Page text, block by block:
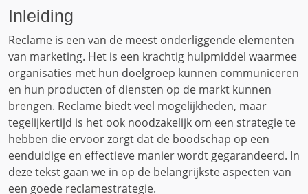
Inleiding
Reclame is een van de meest onderliggende elementen
van marketing. Het is een krachtig hulpmiddel waarmee
organisaties met hun doelgroep kunnen communiceren
en hun producten of diensten op de markt kunnen
brengen. Reclame biedt veel mogelijkheden, maar
tegelijkertijd is het ook noodzakelijk om een ​​strategie te
hebben die ervoor zorgt dat de boodschap op een
eenduidige en effectieve manier wordt gegarandeerd. In
deze tekst gaan we in op de belangrijkste aspecten van
een goede reclamestrategie.